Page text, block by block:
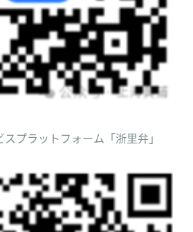
プラットフォーム「浙里弁」